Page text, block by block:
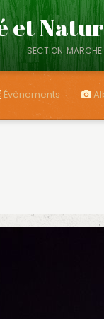
et
section
Évènements